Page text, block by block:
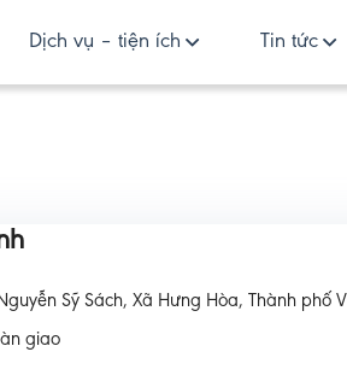
Dịch vụ – tiện ích Tin tức
Sỹ Sách, Xã Hưng Hòa, Thành phố
giao